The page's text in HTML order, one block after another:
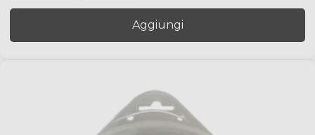
Aggiungi